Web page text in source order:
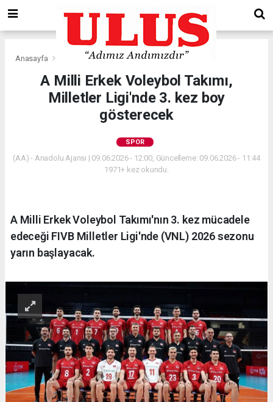
Anasayfa
A Milli Erkek Voleybol Takımı,
Milletler Ligi'nde 3. kez boy
gösterecek
SPOR
(AA) - Anadolu Ajansı | 09.06.2026 - 12:00, Güncelleme: 09.06.2026 - 11:44
1971+ kez okundu.
A Milli Erkek Voleybol Takımı'nın 3. kez mücadele
edeceği FIVB Milletler Ligi'nde (VNL) 2026 sezonu
yarın başlayacak.